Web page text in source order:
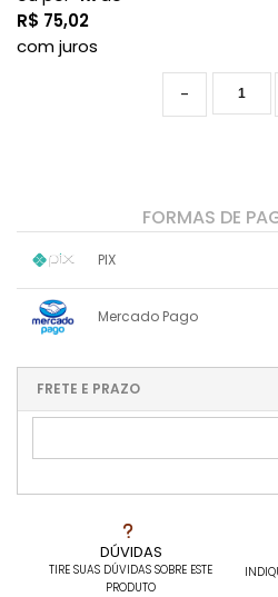
DÚVIDAS
TIRE SUAS DÚVIDAS SOBRE ESTE
PRODUTO
R$ 75,02
com juros
-
FORMAS DE
PIX
.
Mercado Pago
2x com juros de R$ 143,34
3x com juros de R$ 97,79
FRETE E PRAZO